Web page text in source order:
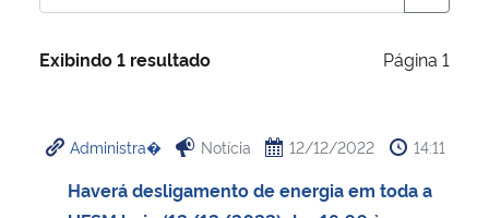
Ministério da Cidadania
Exibindo 1 resultado Página 1
Administra� Notícia 12/12/2022 14:11
Haverá desligamento de energia em toda a